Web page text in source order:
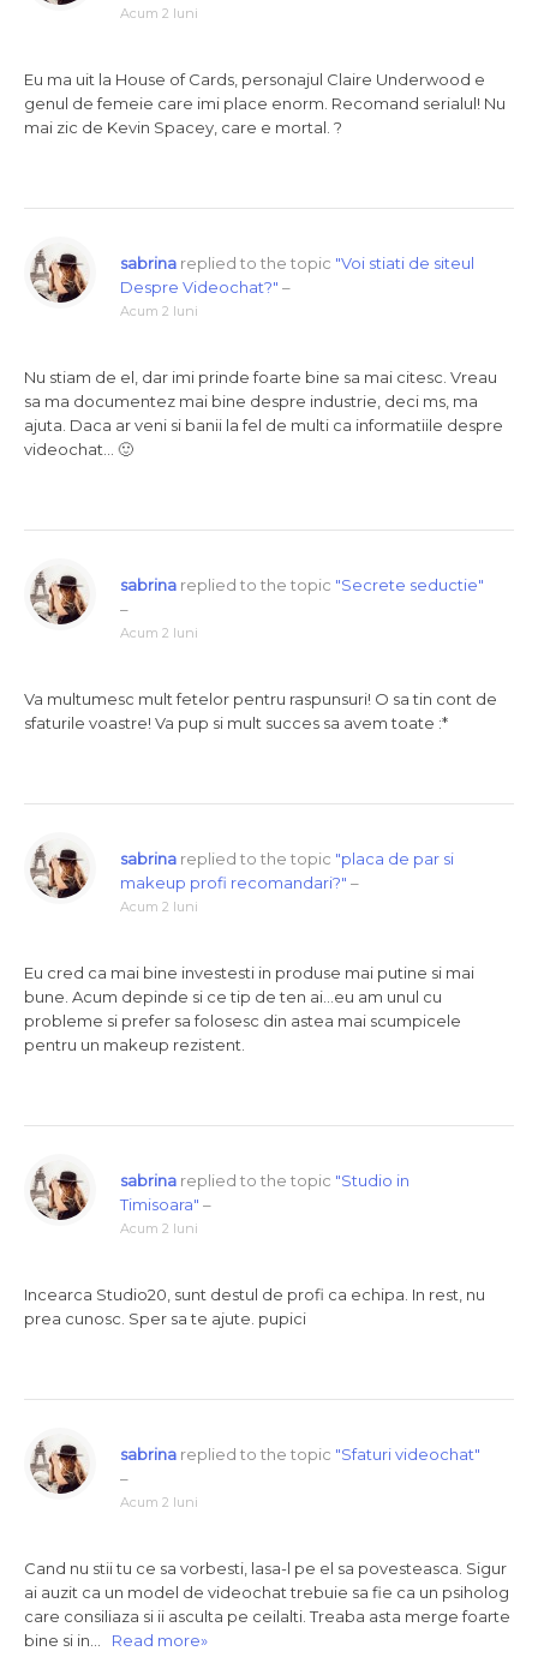
Acum 2 luni
Eu ma uit la House of Cards, personajul Claire Underwood e
genul de femeie care imi place enorm. Recomand serialul! Nu
mai zic de Kevin Spacey, care e mortal. ?
sabrina replied to the topic "Voi stiati de siteul
Despre Videochat?" –
Acum 2 luni
Nu stiam de el, dar imi prinde foarte bine sa mai citesc. Vreau
sa ma documentez mai bine despre industrie, deci ms, ma
ajuta. Daca ar veni si banii la fel de multi ca informatiile despre
videochat… 🙂
sabrina replied to the topic "Secrete seductie"
–
Acum 2 luni
Va multumesc mult fetelor pentru raspunsuri! O sa tin cont de
sfaturile voastre! Va pup si mult succes sa avem toate :*
sabrina replied to the topic "placa de par si
makeup profi recomandari?" –
Acum 2 luni
Eu cred ca mai bine investesti in produse mai putine si mai
bune. Acum depinde si ce tip de ten ai…eu am unul cu
probleme si prefer sa folosesc din astea mai scumpicele
pentru un makeup rezistent.
sabrina replied to the topic "Studio in
Timisoara" –
Acum 2 luni
Incearca Studio20, sunt destul de profi ca echipa. In rest, nu
prea cunosc. Sper sa te ajute. pupici
sabrina replied to the topic "Sfaturi videochat"
–
Acum 2 luni
Cand nu stii tu ce sa vorbesti, lasa-l pe el sa povesteasca. Sigur
ai auzit ca un model de videochat trebuie sa fie ca un psiholog
care consiliaza si ii asculta pe ceilalti. Treaba asta merge foarte
bine si in… Read more»